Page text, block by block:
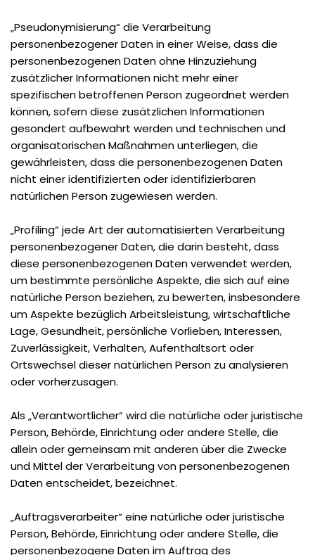
„Pseudonymisierung“ die Verarbeitung
personenbezogener Daten in einer Weise, dass die
personenbezogenen Daten ohne Hinzuziehung
zusätzlicher Informationen nicht mehr einer
spezifischen betroffenen Person zugeordnet werden
können, sofern diese zusätzlichen Informationen
gesondert aufbewahrt werden und technischen und
organisatorischen Maßnahmen unterliegen, die
gewährleisten, dass die personenbezogenen Daten
nicht einer identifizierten oder identifizierbaren
natürlichen Person zugewiesen werden.
„Profiling“ jede Art der automatisierten Verarbeitung
personenbezogener Daten, die darin besteht, dass
diese personenbezogenen Daten verwendet werden,
um bestimmte persönliche Aspekte, die sich auf eine
natürliche Person beziehen, zu bewerten, insbesondere
um Aspekte bezüglich Arbeitsleistung, wirtschaftliche
Lage, Gesundheit, persönliche Vorlieben, Interessen,
Zuverlässigkeit, Verhalten, Aufenthaltsort oder
Ortswechsel dieser natürlichen Person zu analysieren
oder vorherzusagen.
Als „Verantwortlicher“ wird die natürliche oder juristische
Person, Behörde, Einrichtung oder andere Stelle, die
allein oder gemeinsam mit anderen über die Zwecke
und Mittel der Verarbeitung von personenbezogenen
Daten entscheidet, bezeichnet.
„Auftragsverarbeiter“ eine natürliche oder juristische
Person, Behörde, Einrichtung oder andere Stelle, die
personenbezogene Daten im Auftrag des